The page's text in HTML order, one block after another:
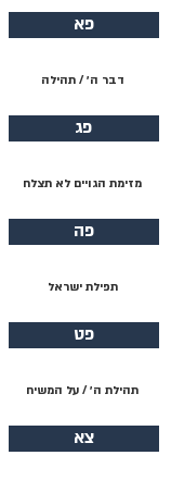
פא
דבר ה׳ / תהילה
פג
מזימת הגויים לא תצלח
פה
תפילת ישראל
פט
תהילת ה׳ / על המשיח
צא